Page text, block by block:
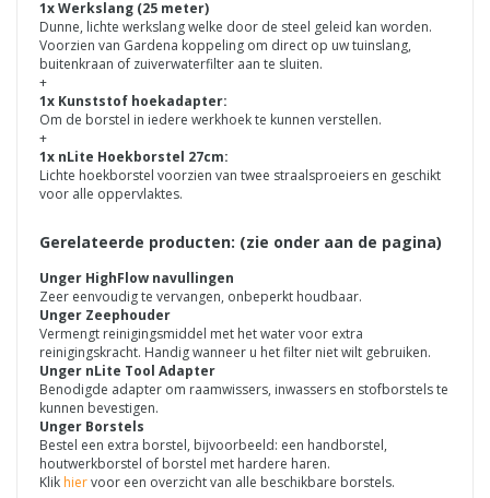
1x Werkslang (25 meter)
Dunne, lichte werkslang welke door de steel geleid kan worden.
Voorzien van Gardena koppeling om direct op uw tuinslang,
buitenkraan of zuiverwaterfilter aan te sluiten.
+
1x Kunststof hoekadapter:
Om de borstel in iedere werkhoek te kunnen verstellen.
+
1x nLite Hoekborstel 27cm:
Lichte hoekborstel voorzien van twee straalsproeiers en geschikt
voor alle oppervlaktes.
Gerelateerde producten: (zie onder aan de pagina)
Unger HighFlow navullingen
Zeer eenvoudig te vervangen, onbeperkt houdbaar.
Unger Zeephouder
Vermengt reinigingsmiddel met het water voor extra
reinigingskracht. Handig wanneer u het filter niet wilt gebruiken.
Unger nLite Tool Adapter
Benodigde adapter om raamwissers, inwassers en stofborstels te
kunnen bevestigen.
Unger Borstels
Bestel een extra borstel, bijvoorbeeld: een handborstel,
houtwerkborstel of borstel met hardere haren.
Klik hiervoor een overzicht van alle beschikbare borstels.